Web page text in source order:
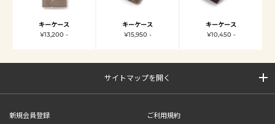
キーケース
¥13,200 -
キーケース
¥15,950 -
キーケース
¥10,450 -
サイトマップを開く
新規会員登録 ご利用規約